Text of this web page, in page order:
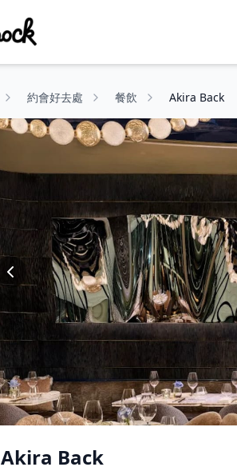
約會好去處 餐飲 Akira Back
Akira Back